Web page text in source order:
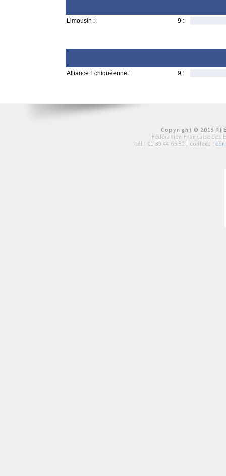
Limousin : 9 :
Alliance Echiquéenne : 9 :
Copyright © 2015
Fédération Française des
tél : 01 39 44 65 80 | contact :